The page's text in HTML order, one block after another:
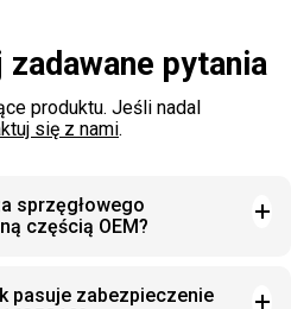
pytania
produktu. Jeśli nadal
się z nami.
sprzęgłowego
częścią OEM?
pasuje zabezpieczenie